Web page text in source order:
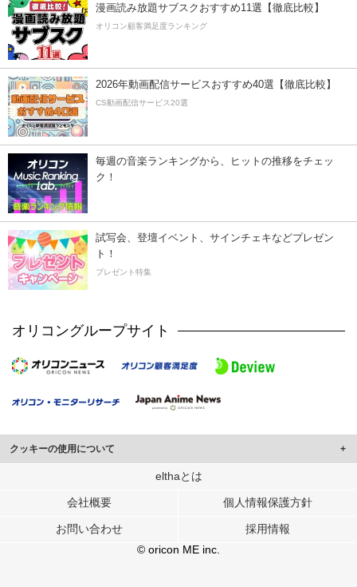
漫画読み放題サブスクおすすめ11選【徹底比較】
オリコン顧客満足度ランキング
2026年動画配信サービスおすすめ40選【徹底比較】
CS動画配信サービス20選
毎週の音楽ランキングから、ヒットの推移をチェッ
ク！
試写会、登壇イベント、サインチェキなどプレゼン
ト！
プレゼント特集
オリコングループサイト
クッキーの使用について
このサイトでは Cookie を使用して、ユーザーに合わせたコンテンツや広告の
行っています。
メディアや広告配信、データ解析の各パートナーに提供しています。
各パートナーは、この情報とユーザーが各パートナーに提供した他の情報や、
ユーザーが各パートナーのサービスを使用したときに収集した他の情報を組み
elthaとは
会社概要 個人情報保護方針
お問い合わせ
採用情報
© oricon ME inc.